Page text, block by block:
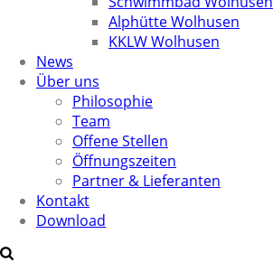
Alphütte Wolhusen
KKLW Wolhusen
News
Über uns
Philosophie
Team
Offene Stellen
Öffnungszeiten
Partner & Lieferanten
Kontakt
Download